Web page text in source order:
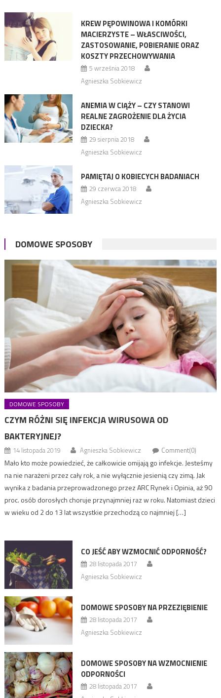
KREW PĘPOWINOWA I KOMÓRKI
MACIERZYSTE – WŁASCIWOŚCI,
ZASTOSOWANIE, POBIERANIE ORAZ
KOSZTY PRZECHOWYWANIA
5 września 2018
Agnieszka Sobkiewicz
ANEMIA W CIĄŻY – CZY STANOWI
REALNE ZAGROŻENIE DLA ŻYCIA
DZIECKA?
29 sierpnia 2018
Agnieszka Sobkiewicz
PAMIĘTAJ O KOBIECYCH BADANIACH
29 czerwca 2018
Agnieszka Sobkiewicz
DOMOWE SPOSOBY
DOMOWE SPOSOBY
CZYM RÓŻNI SIĘ INFEKCJA WIRUSOWA OD
BAKTERYJNEJ?
14 listopada 2019 Agnieszka Sobkiewicz Comment(0)
Mało kto może powiedzieć, że całkowicie omijają go infekcje. Jesteśmy
na nie narażeni przez cały rok, a nie wyłącznie jesienią czy zimą. Jak
wynika z badania przeprowadzonego przez ARC Rynek i Opinia, aż 90
proc. osób dorosłych choruje przynajmniej raz w roku. Natomiast dzieci
w wieku od 2 do 13 lat wszystkie przechodzą co najmniej […]
CO JEŚĆ ABY WZMOCNIĆ ODPORNOŚĆ?
28 listopada 2017
Agnieszka Sobkiewicz
DOMOWE SPOSOBY NA PRZEZIĘBIENIE
28 listopada 2017
Agnieszka Sobkiewicz
DOMOWE SPOSOBY NA WZMOCNIENIE
ODPORNOŚCI
28 listopada 2017